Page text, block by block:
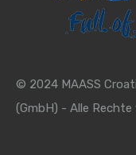
© 2024 MAASS
(GmbH) - Alle